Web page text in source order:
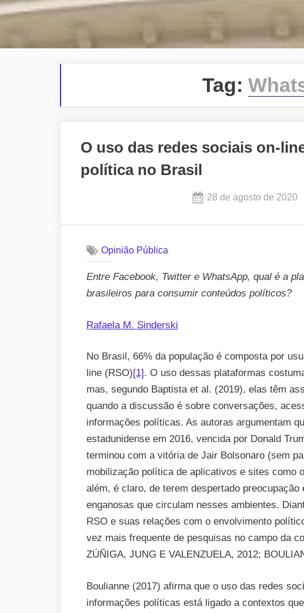
Tag:
O uso das redes sociais on-
política no Brasil
Posted
28 de agosto de 2020
Opinião Pública
Entre Facebook, Twitter e WhatsApp, qual é a
brasileiros para consumir conteúdos políticos?
Rafaela M. Sinderski
No Brasil, 66% da população é composta por
line (RSO)[1] . O uso dessas plataformas
mas, segundo Baptista et al. (2019), elas têm
quando a discussão é sobre conversações,
informações políticas. As autoras argumentam
estadunidense em 2016, vencida por Donald
terminou com a vitória de Jair Bolsonaro (sem
mobilização política de aplicativos e sites como
além, é claro, de terem despertado
enganosas que circulam nesses ambientes.
RSO e suas relações com o envolvimento
vez mais frequente de pesquisas no campo da
ZÚÑIGA, JUNG E VALENZUELA, 2012;
Boulianne (2017) afirma que o uso das redes
informações políticas está ligado a contextos